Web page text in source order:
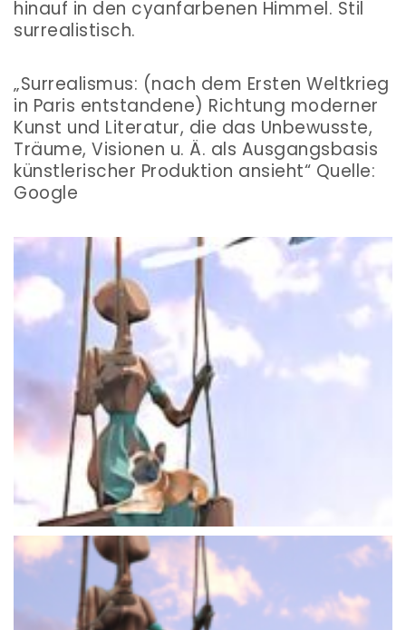
hinauf in den cyanfarbenen Himmel. Stil
surrealistisch.
„Surrealismus: (nach dem Ersten Weltkrieg
in Paris entstandene) Richtung moderner
Kunst und Literatur, die das Unbewusste,
Träume, Visionen u. Ä. als Ausgangsbasis
künstlerischer Produktion ansieht“ Quelle:
Google